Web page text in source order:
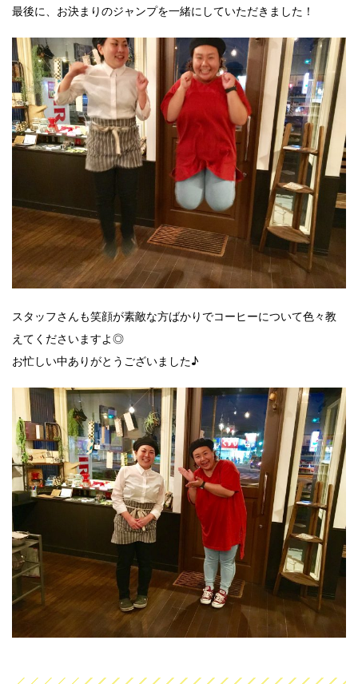
最後に、お決まりのジャンプを一緒にしていただきました！
スタッフさんも笑顔が素敵な方ばかりでコーヒーについて色々教
えてくださいますよ◎
お忙しい中ありがとうございました♪